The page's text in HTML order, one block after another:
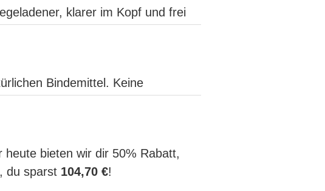
klarer im Kopf und frei
Bindemittel. Keine
heute bieten wir dir 50% Rabatt,
du sparst 104,70 €!